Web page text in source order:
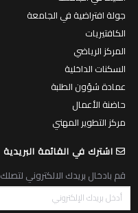
جولة افتراضية في الجامعة
الكافتيريات
المركز الرياضي
السكنات الداخلية
عمادة شؤون الطلبة
حاضنة الأعمال
مركز التطوير المهني
اشترك في القائمة البريدية
قم بادخال بريدك الالكتروني لتصلك